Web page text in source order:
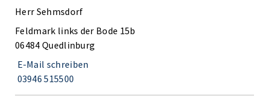
Herr Sehmsdorf
Feldmark links der Bode 15b
06484 Quedlinburg
E-Mail schreiben
03946 515500